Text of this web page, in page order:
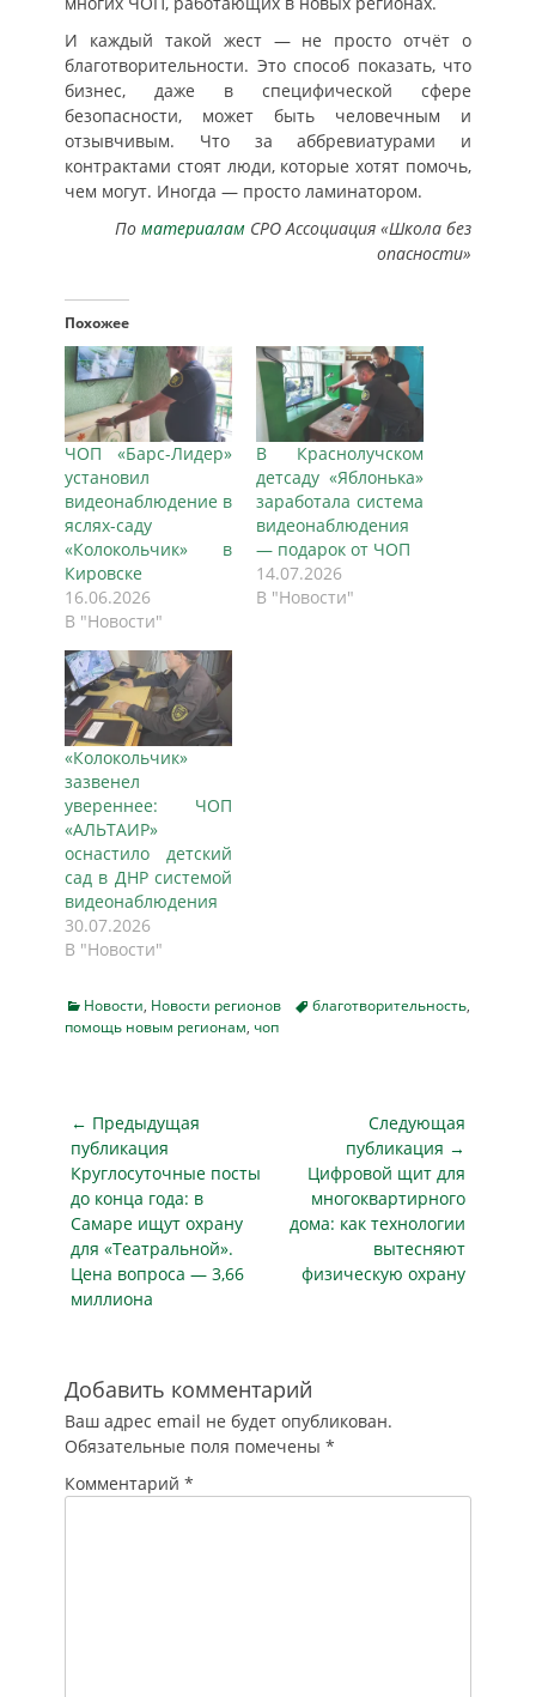
И каждый такой жест — не просто отчёт о
благотворительности. Это способ показать, что
бизнес, даже в специфической сфере
безопасности, может быть человечным и
отзывчивым. Что за аббревиатурами и
контрактами стоят люди, которые хотят помочь,
чем могут. Иногда — просто ламинатором.
По материалам СРО Ассоциация «Школа без
опасности»
Похожее
ЧОП «Барс-Лидер»
установил
видеонаблюдение в
яслях-саду
«Колокольчик» в
Кировске
16.06.2026
В "Новости"
В Краснолучском
детсаду «Яблонька»
заработала система
видеонаблюдения
— подарок от ЧОП
14.07.2026
В "Новости"
«Колокольчик»
зазвенел
увереннее: ЧОП
«АЛЬТАИР»
оснастило детский
сад в ДНР системой
видеонаблюдения
30.07.2026
В "Новости"
Categories
Новости, Новости регионов Tagsблаготворительность,
помощь новым регионам, чоп
Навигация
по
записям
← Предыдущая
публикация
Предыдущая
публикация
Круглосуточные посты
до конца года: в
Самаре ищут охрану
для «Театральной».
Цена вопроса — 3,66
миллиона
Следующая
публикация →
Следующая
публикация
Цифровой щит для
многоквартирного
дома: как технологии
вытесняют
физическую охрану
Добавить комментарий
Ваш адрес email не будет опубликован.
Обязательные поля помечены *
Комментарий *